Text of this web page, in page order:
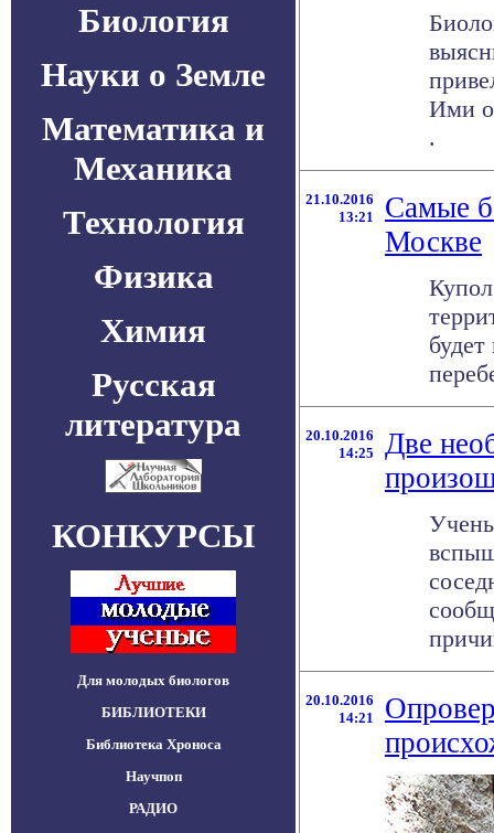
Биология
Науки о Земле
Математика и
Механика
Технология
Физика
Химия
Русская
литература
КОНКУРСЫ
Для молодых биологов
БИБЛИОТЕКИ
Библиотека Хроноса
Научпоп
РАДИО
Ими
.
21.10.2016
13:21
Самые
Москве
20.10.2016
14:25
Две
20.10.2016
14:21